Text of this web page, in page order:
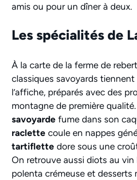
amis ou pour un dîner à deux.
Les spécialités de
À la carte de la ferme de
classiques savoyards
l’affiche, préparés avec des
montagne de première
savoyarde fume dans son
raclette coule en nappes
tartiflette dore sous une
On retrouve aussi diots au vin
polenta crémeuse et desserts